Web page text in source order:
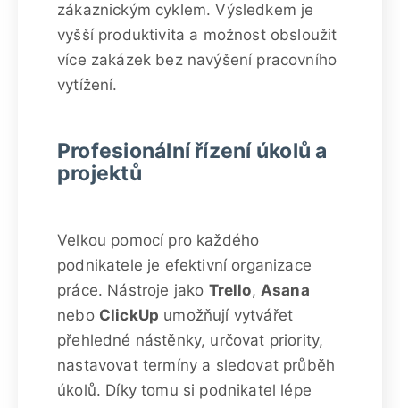
zákaznickým cyklem. Výsledkem je
vyšší produktivita a možnost obsloužit
více zakázek bez navýšení pracovního
vytížení.
Profesionální řízení úkolů a
projektů
Velkou pomocí pro každého
podnikatele je efektivní organizace
práce. Nástroje jako Trello, Asana
nebo ClickUp umožňují vytvářet
přehledné nástěnky, určovat priority,
nastavovat termíny a sledovat průběh
úkolů. Díky tomu si podnikatel lépe